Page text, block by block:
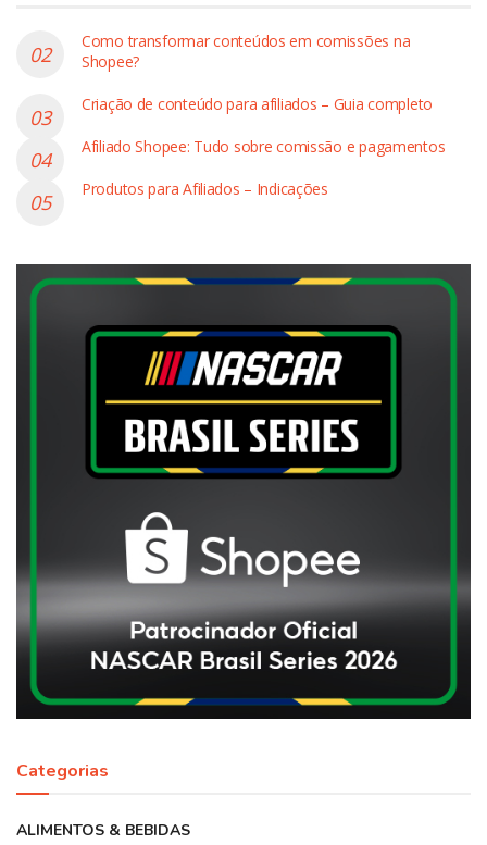
Como transformar conteúdos em comissões na
Shopee?
Criação de conteúdo para afiliados – Guia completo
Afiliado Shopee: Tudo sobre comissão e pagamentos
Produtos para Afiliados – Indicações
Categorias
ALIMENTOS & BEBIDAS